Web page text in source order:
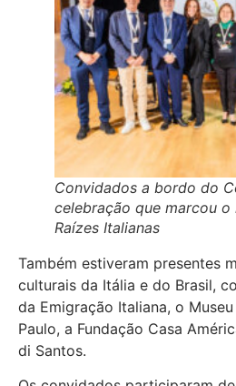
Convidados a bordo do
celebração que marcou
Raízes Italianas
Também estiveram presentes
culturais da Itália e do Brasil,
da Emigração Italiana, o
Paulo, a Fundação Casa
di Santos.